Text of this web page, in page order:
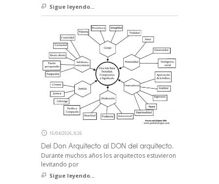
Sigue leyendo...
16/04/2026, 8:26
Del Don Arquitecto al DON del arquitecto.
Durante muchos años los arquitectos estuvieron
levitando por
Sigue leyendo...